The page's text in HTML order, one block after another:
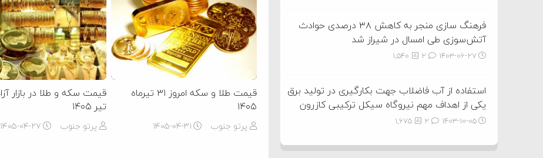
قیمت طلا و سکه امروز ۳۱ تیرماه
۱۴۰۵
پرتو جنوب ۱۴۰۵-۰۴-۳۱
تیر ۱۴۰۵
پرتو جنوب ۱۴۰۵-۰۴-۲۷
فرهنگ سازی منجر به کاهش ۳۸ درصدی حوادث
آتش‌سوزی طی امسال در شیراز شد
۱۴۰۳-۰۶-۲۷ 1,540
استفاده از آب فاضلاب جهت بکارگیری در تولید برق
یکی از اهداف مهم نیروگاه سیکل ترکیبی کازرون
۱۴۰۳-۱۰-۰۵ 1,675